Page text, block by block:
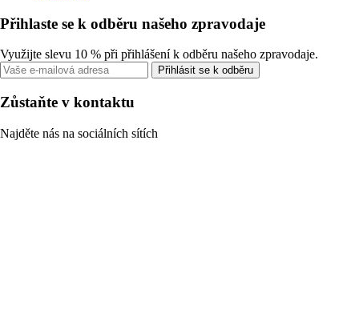
Přihlaste se k odběru našeho zpravodaje
Využijte slevu 10 % při přihlášení k odběru našeho zpravodaje.
Přihlásit se k odběru
Zůstaňte v kontaktu
Najděte nás na sociálních sítích